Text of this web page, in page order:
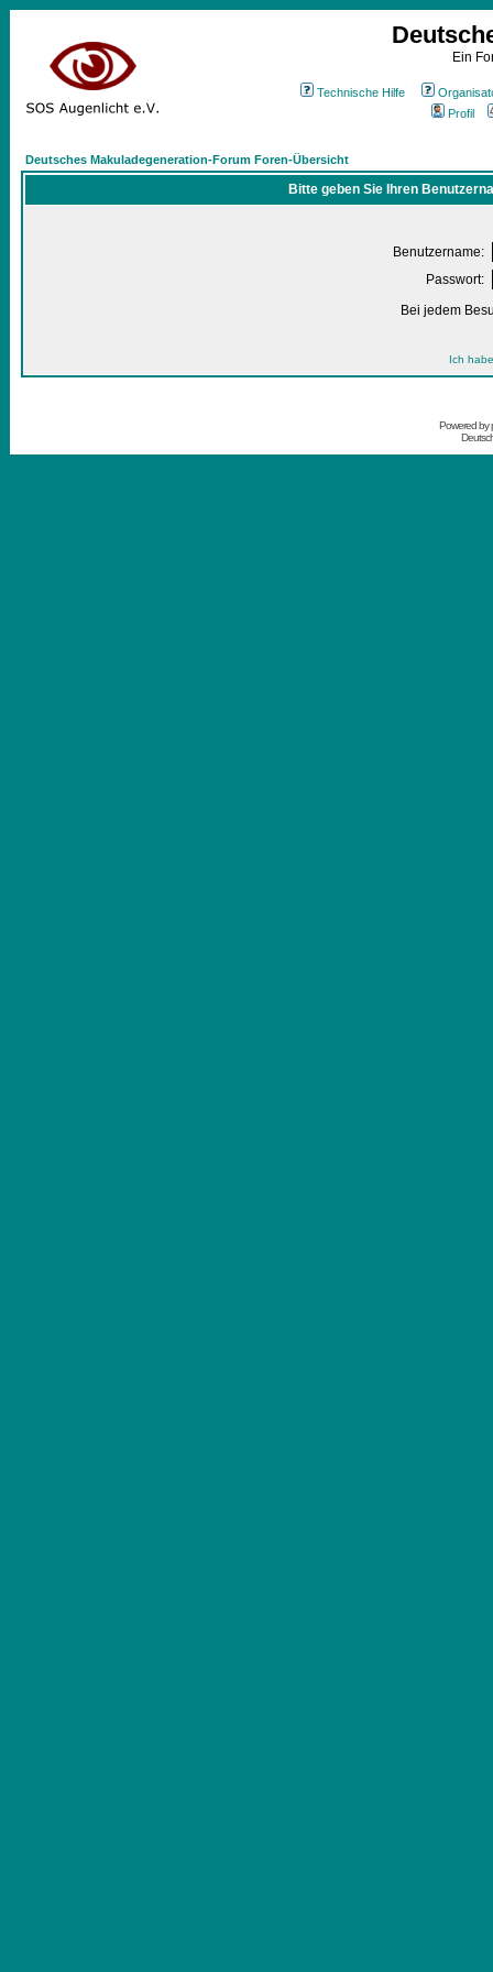
Ein
Technische Hilfe
Profil
Deutsches Makuladegeneration-Forum Foren-Übersicht
Bitte geben Sie Ihren
Benutzername:
Passwort:
Bei jedem
Ich
Powered by